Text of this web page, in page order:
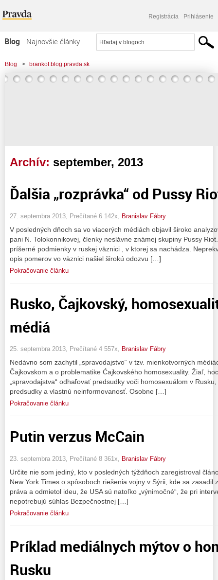
Registrácia Prihlásenie
Blog
Najnovšie články
Najčítanejšie články
Najkomentovanejšie články
Blog > brankof.blog.pravda.sk
Archív: september, 2013
Ďalšia „rozprávka“ od Pussy
27. septembra 2013, Prečítané 6 142x, Branislav Fábry
V posledných dňoch sa vo viacerých médiách objavil široko
pani N. Tolokonnikovej, členky neslávne známej skupiny Pussy
príšerné podmienky v ruskej väznici , v ktorej sa nachádza.
opis pomerov vo väznici našiel širokú odozvu […]
Pokračovanie článku
Rusko, Čajkovský,
médiá
25. septembra 2013, Prečítané 4 557x, Branislav Fábry
Nedávno som zachytil „spravodajstvo“ v tzv. mienkotvorných
Čajkovskom a o problematike Ćajkovského homosexuality. Žiaľ,
„spravodajstva“ odhaľovať predsudky voči homosexuálom v
predsudky a vlastnú neinformovanosť. Osobne […]
Pokračovanie článku
Putin verzus McCain
23. septembra 2013, Prečítané 8 361x, Branislav Fábry
Určite nie som jediný, kto v posledných týždňoch zaregistroval
New York Times o spôsoboch riešenia vojny v Sýrii, kde sa zasadil
práva a odmietol ideu, že USA sú natoľko „výnimočné“, že pri
nepotrebujú súhlas Bezpečnostnej […]
Pokračovanie článku
Príklad mediálnych mýtov o
Rusku